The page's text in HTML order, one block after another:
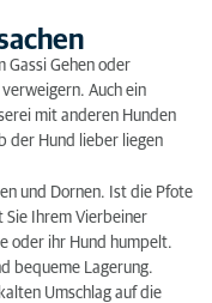
nicht aufsteht
Gehen oder
Auch ein
mit anderen Hunden
der Hund lieber liegen
und Dornen. Ist die Pfote
Sie Ihrem Vierbeiner
oder ihr Hund humpelt.
bequeme Lagerung.
Umschlag auf die